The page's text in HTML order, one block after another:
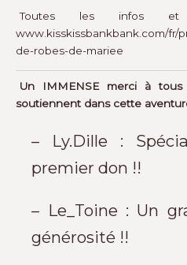
Toutes les infos et
www.kisskissbankbank.com/fr/
de-robes-de-mariee
Un IMMENSE merci à
soutiennent dans cette
– Ly.Dille :
premier don !!
– Le_Toine : Un
générosité !!